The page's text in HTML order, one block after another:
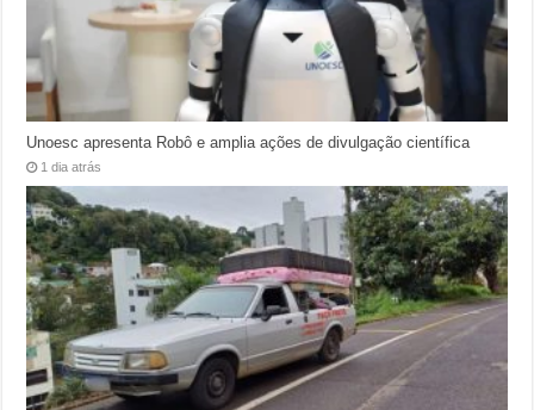
Unoesc apresenta Robô e amplia ações de divulgação científica
1 dia atrás